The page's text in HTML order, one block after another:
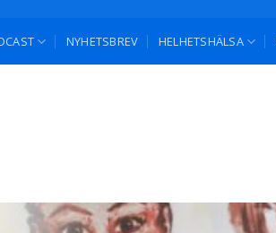
NYHETSBREV HELHETSHÄLSA